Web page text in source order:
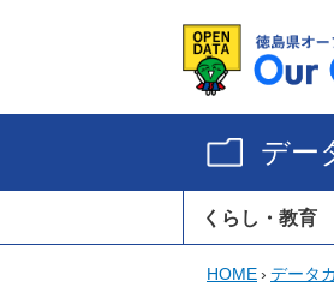
デー
くらし・教育
HOME› データ